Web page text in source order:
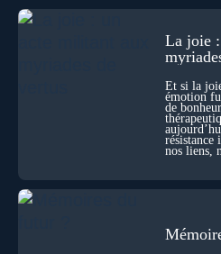
disparaître ? Au fil de cet échange, Nicolas raconte ses
expériences les plus troublantes :
explorations du cosmos,
durant ses sorties, protocoles
sensation étrange d’être relié à
! Sommes-nous à l’aube d’une
Sans doute. Mais encore faut-il
territoires avec lucidité, et
La joie
Et si la
émotion
de
résistance
nos liens,